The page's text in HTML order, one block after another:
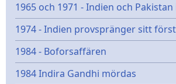
1965 och 1971 - Indien och
1974 - Indien provspränger sitt
1984 - Boforsaffären
1984 Indira Gandhi mördas